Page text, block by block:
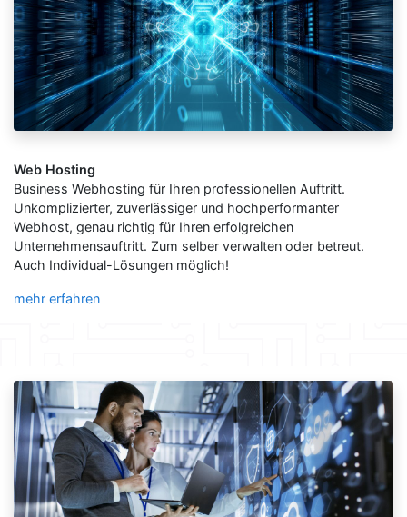
Web Hosting
Business Webhosting für Ihren professionellen Auftritt.
Unkomplizierter, zuverlässiger und hochperformanter
Webhost, genau richtig für Ihren erfolgreichen
Unternehmensauftritt. Zum selber verwalten oder betreut.
Auch Individual-Lösungen möglich!
mehr erfahren